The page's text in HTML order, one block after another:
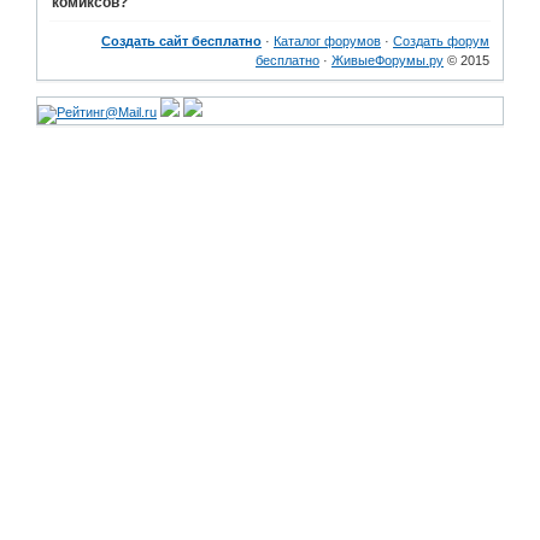
Создать сайт бесплатно · Каталог форумов · Создать форум
бесплатно · ЖивыеФорумы.ру © 2015